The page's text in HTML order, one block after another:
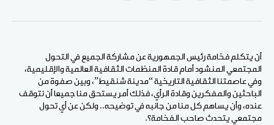
الفيسبوكPinterest
لينكد WhatsApp
الإيميل
أن يتكلم فخامة رئيس الجمهورية عن مشاركة الجميع في التحول
المجتمعي المنشود أمام قادة المنظمات الثقافية العالمية والإقليمية،
وفي عاصمتنا الثقافية التاريخية “مدينة شنقيط”، وبين صفوة من
الباحثين والمفكرين وقادة الرأي، فذلك أمر يستحق منا جميعا أن نتوقف
عنده، وأن يساهم كل منا من جانبه في توضيحه.. ولكن عن أي تحول
مجتمعي يتحدث صاحب الفخامة؟.